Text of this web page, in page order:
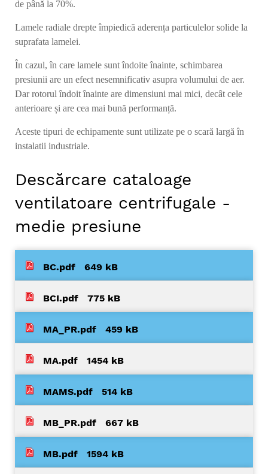
de până la 70%.
Lamele radiale drepte împiedică aderența particulelor solide la
suprafata lamelei.
În cazul, în care lamele sunt îndoite înainte, schimbarea
presiunii are un efect nesemnificativ asupra volumului de aer.
Dar rotorul îndoit înainte are dimensiuni mai mici, decât cele
anterioare și are cea mai bună performanță.
Aceste tipuri de echipamente sunt utilizate pe o scară largă în
instalatii industriale.
Descărcare cataloage
ventilatoare centrifugale -
medie presiune
BC.pdf 649 kB
BCI.pdf 775 kB
MA_PR.pdf 459 kB
MA.pdf 1454 kB
MAMS.pdf 514 kB
MB_PR.pdf 667 kB
MB.pdf 1594 kB